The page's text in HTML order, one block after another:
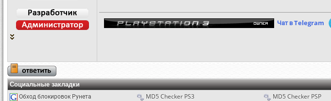
Чат в Telegram
Социальные закладки
Обход блокировок Рунета MD5 Checker PS3 MD5 Checker PSP